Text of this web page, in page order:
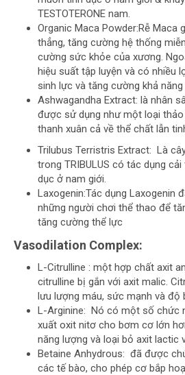
TESTOTERONE nam.
Organic Maca Powder:Rễ Maca
thẳng, tăng cường hệ thống
cường sức khỏe của xương.
hiệu suất tập luyện và có nhiều
sinh lực và tăng cường khả năng
Ashwagandha Extract: là nhân
được sử dụng như một loại
thanh xuân cả về thể chất lẫn
Trilubus Terristris Extract: Là
trong TRIBULUS có tác dụng
dục ở nam giới.
Laxogenin:Tác dụng Laxogenin
những người chơi thể thao để
tăng cường thể lực
Vasodilation Complex:
L-Citrulline : một hợp chất axit
citrulline bị gắn với axit malic.
lưu lượng máu, sức mạnh và độ
L-Arginine: Nó có một số chức
xuất oxit nitơ cho bơm cơ lớn
năng lượng và loại bỏ axit lactic
Betaine Anhydrous: đã được
các tế bào, cho phép cơ bắp